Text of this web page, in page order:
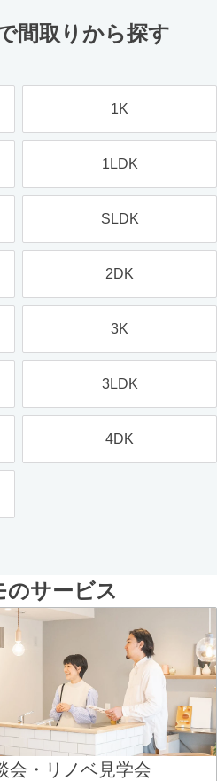
間取りから探す
1K
1LDK
SLDK
2DK
3K
3LDK
4DK
のサービス
会・リノベ見学会